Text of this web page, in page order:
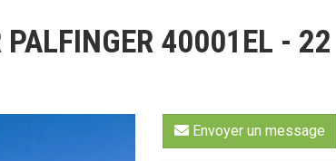
PALFINGER 40001EL -
Envoyer un message